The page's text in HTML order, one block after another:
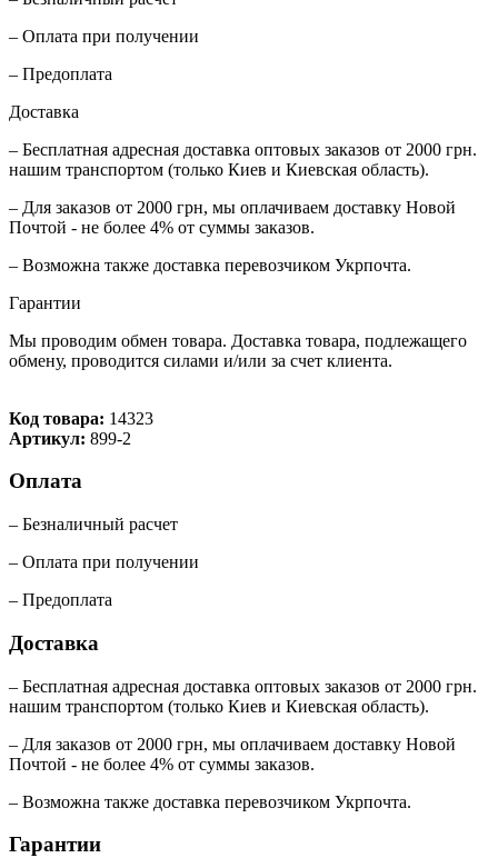
– Оплата при получении
– Предоплата
Доставка
– Бесплатная адресная доставка оптовых заказов от 2000 грн.
нашим транспортом (только Киев и Киевская область).
– Для заказов от 2000 грн, мы оплачиваем доставку Новой
Почтой - не более 4% от суммы заказов.
– Возможна также доставка перевозчиком Укрпочта.
Гарантии
Мы проводим обмен товара. Доставка товара, подлежащего
обмену, проводится силами и/или за счет клиента.
Код товара: 14323
Артикул: 899-2
Оплата
– Безналичный расчет
– Оплата при получении
– Предоплата
Доставка
– Бесплатная адресная доставка оптовых заказов от 2000 грн.
нашим транспортом (только Киев и Киевская область).
– Для заказов от 2000 грн, мы оплачиваем доставку Новой
Почтой - не более 4% от суммы заказов.
– Возможна также доставка перевозчиком Укрпочта.
Гарантии